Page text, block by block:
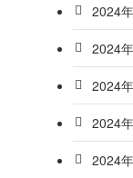
2024
2024
2024
2024
2024